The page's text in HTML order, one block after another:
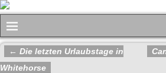
Artikelnavigation
← Die letzten Urlaubstage in
Whitehorse